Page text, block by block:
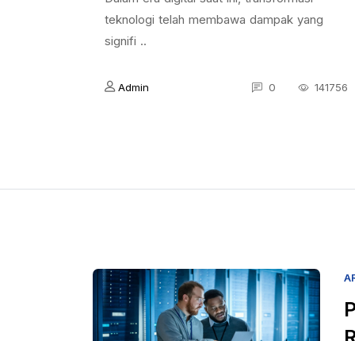
teknologi telah membawa dampak yang
signifi ..
Admin 0 141756